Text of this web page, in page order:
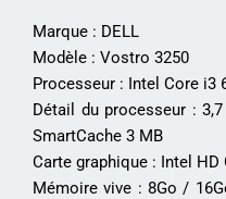
Marque : DELL
Modèle : Vostro 3250
Processeur : Intel Core i3
Détail du processeur :
SmartCache 3 MB
Carte graphique : Intel HD
Mémoire vive : 8Go /